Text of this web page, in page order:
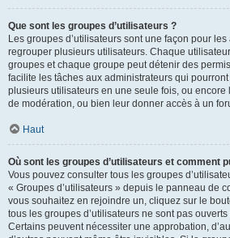
Que sont les groupes d’utilisateurs ?
Les groupes d’utilisateurs sont une façon pour
regrouper plusieurs utilisateurs. Chaque
groupes et chaque groupe peut détenir des
facilite les tâches aux administrateurs qui
plusieurs utilisateurs en une seule fois, ou
de modération, ou bien leur donner accès à un
Haut
Où sont les groupes d’utilisateurs et comment
Vous pouvez consulter tous les groupes
« Groupes d’utilisateurs » depuis le panneau de
vous souhaitez en rejoindre un, cliquez sur le
tous les groupes d’utilisateurs ne sont pas
Certains peuvent nécessiter une approbation,